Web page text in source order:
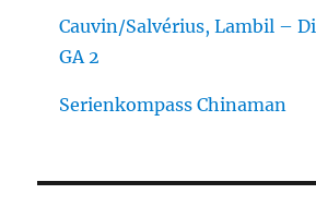
Cauvin/Salvérius, Lambil –
GA 2
Serienkompass Chinaman